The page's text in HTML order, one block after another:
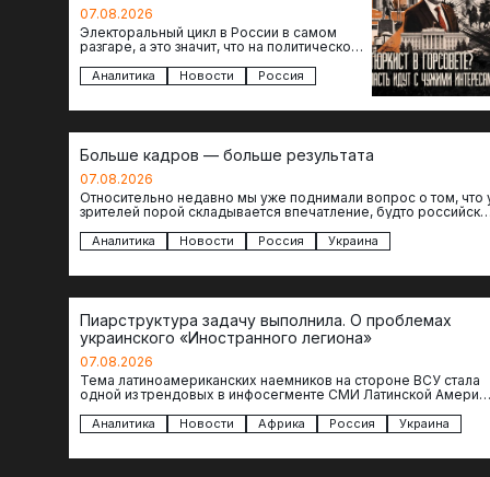
07.08.2026
Электоральный цикл в России в самом
разгаре, а это значит, что на политическое
сомнительной репутацией….
Аналитика Новости Россия
Больше кадров — больше результата
07.08.2026
Относительно недавно мы уже поднимали вопрос о том, что
зрителей порой складывается впечатление, будто российские
Аналитика Новости Россия Украина
Пиарструктура задачу выполнила. О проблемах
украинского «Иностранного легиона»
07.08.2026
Тема латиноамериканских наемников на стороне ВСУ стала
одной из трендовых в инфосегменте СМИ Латинской Америки.
Аналитика Новости Африка Россия Украина